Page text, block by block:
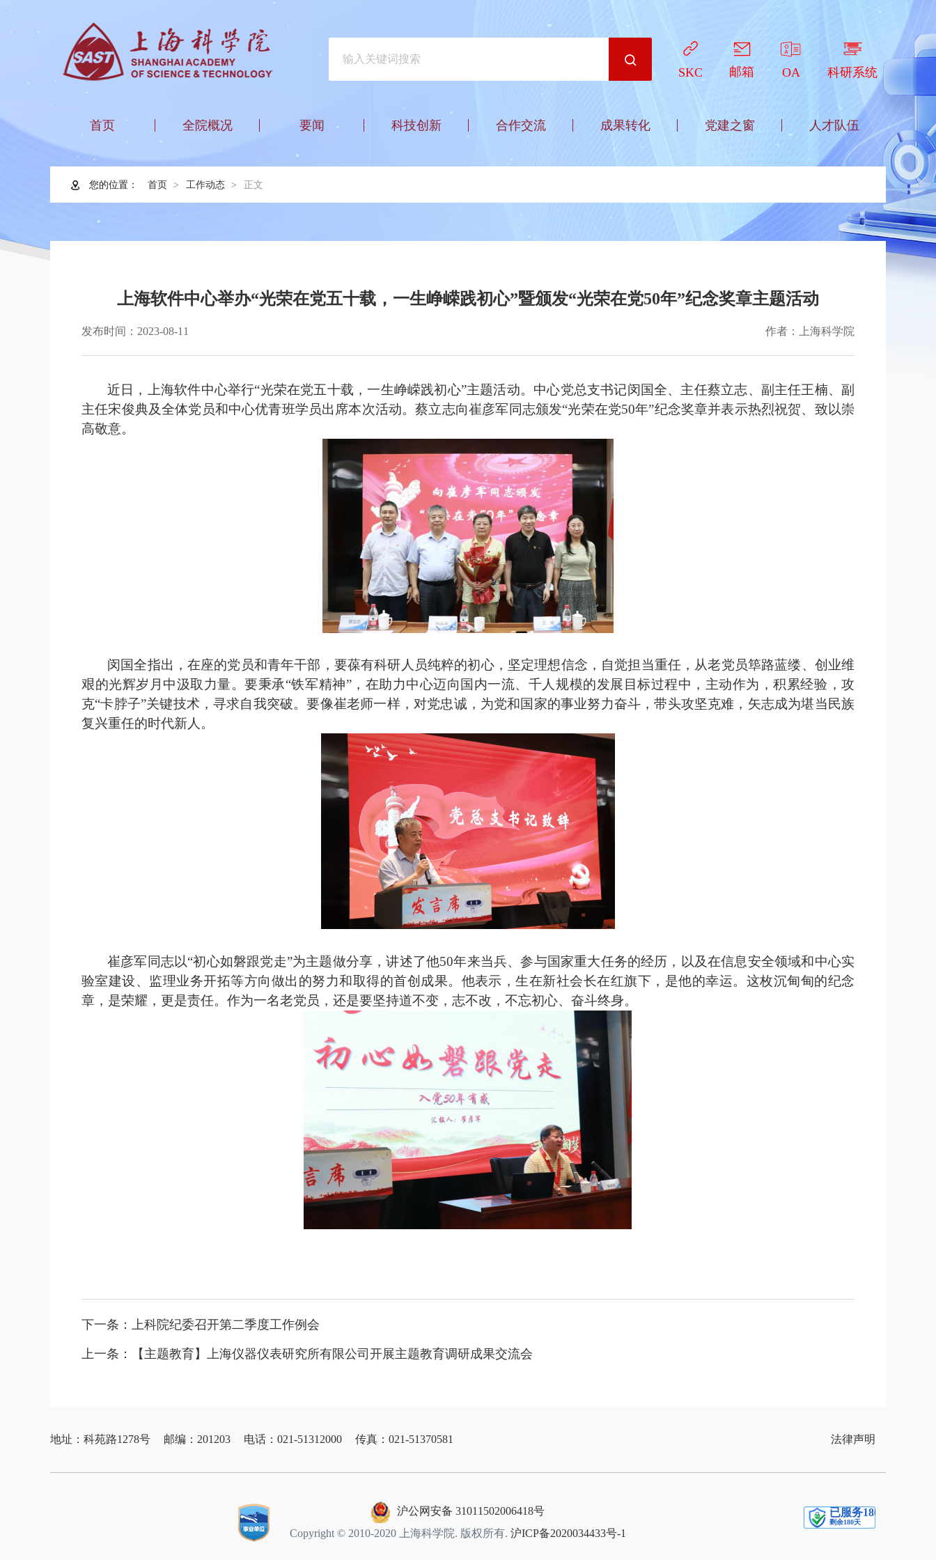
SKC 邮箱 OA 科研系统
首页 全院概况 要闻 科技创新 合作交流 成果转化 党建之窗 人才队伍
您的位置： 首页 工作动态 正文
上海软件中心举办“光荣在党五十载，一生峥嵘践初心”暨颁发“光荣在党50年”纪念奖章主题活动
发布时间：2023-08-11 作者：上海科学院
近日 ，上海软件中心举行“光荣在党五十载，一生峥嵘践初心”主题活动。中心党总支书记闵国全、主任蔡立志、副主任王楠、副
主任宋俊典及全体党员和中心优青班学员出席本次活动。蔡立志向崔彦军同志颁发“光荣在党50年”纪念奖章并表示热烈祝贺、致以崇
高敬意。
闵国全指出 ，在座的党员和青年干部，要葆有科研人员纯粹的初心，坚定理想信念，自觉担当重任，从老党员筚路蓝缕、创业维
艰的光辉岁月中汲取力量。要秉承“铁军精神”，在助力中心迈向国内一流、千人规模的发展目标过程中，主动作为，积累经验，攻
克“卡脖子”关键技术，寻求自我突破。要像崔老师一样，对党忠诚，为党和国家的事业努力奋斗，带头攻坚克难，矢志成为堪当民族
复兴重任的时代新人。
崔彦军同志以“初心如磐跟党走”为主题做分享，讲述了他50年来当兵、参与国家重大任务的经历，以及在信息安全领域和中心实
验室建设、监理业务开拓等方向做出的努力和取得的首创成果。他表示，生在新社会长在红旗下，是他的幸运。这枚沉甸甸的纪念
章，是荣耀，更是责任。作为一名老党员，还是要坚持道不变，志不改，不忘初心、奋斗终身。
下一条： 上科院纪委召开第二季度工作例会
上一条： 【主题教育】上海仪器仪表研究所有限公司开展主题教育调研成果交流会
地址：科苑路1278号 邮编：201203 电话：021-51312000 传真：021-51370581 法律声明
沪公网安备 31011502006418号
Copyright © 2010-2020 上海科学院. 版权所有. 沪ICP备2020034433号-1